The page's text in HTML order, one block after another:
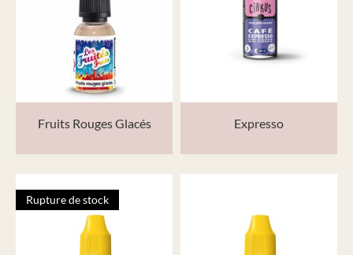
Fruits Rouges Glacés Expresso
Rupture de stock